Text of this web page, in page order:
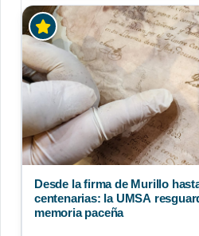
Desde la firma de Murillo
centenarias: la UMSA
memoria paceña